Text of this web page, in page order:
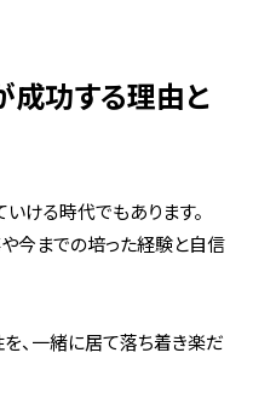
成功する理由と
ける時代でもあります。
今までの培った経験と自信
を、一緒に居て落ち着き楽だ